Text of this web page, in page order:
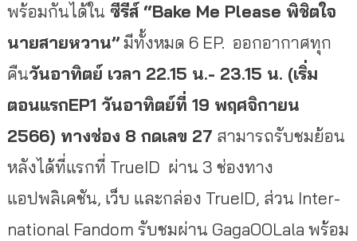
พร้อมกันได้ใน ซีรีส์ “Bake Me Please พิชิตใจ
นายสายหวาน”มีทั้งหมด 6 EP. ออกอากาศทุก
คืนวันอาทิตย์ เวลา 22.15 น.- 23.15 น. (เริ่ม
ตอนแรกEP1 วันอาทิตย์ที่ 19 พฤศจิกายน
2566) ทางช่อง 8 กดเลข 27 สามารถรับชมย้อน
หลังได้ที่แรกที่ TrueID ผ่าน 3 ช่องทาง
แอปพลิเคชัน, เว็บ และกล่อง TrueID, ส่วน Inter-
national Fandom รับชมผ่าน GagaOOLala พร้อม